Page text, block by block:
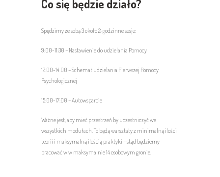
Co się będzie działo?
Spędzimy ze sobą 3 około 2-godzinne sesje:
9:00-11:30 – Nastawienie do udzielania Pomocy
12:00-14:00 – Schemat udzielania Pierwszej Pomocy
Psychologicznej
15:00-17:00 – Autowsparcie
Ważne jest, aby mieć przestrzeń by uczestniczyć we
wszystkich modułach. To będą warsztaty z minimalną ilości
teorii i maksymalną ilością praktyki – stąd będziemy
pracować w w maksymalnie 14 osobowym gronie.